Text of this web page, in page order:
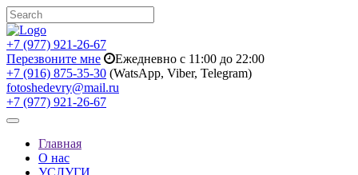
+7 (977) 921-26-67
Перезвоните мне
Ежедневно с 11:00 до 22:00
+7 (916) 875-35-30 (WatsApp, Viber, Telegram)
fotoshedevry@mail.ru
+7 (977) 921-26-67
Toggle
navigationГлавная
О нас
УСЛУГИ